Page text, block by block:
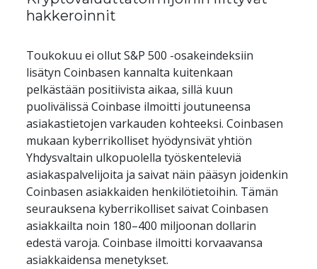
hakkeroinnit
Toukokuu ei ollut S&P 500 -osakeindeksiin
lisätyn Coinbasen kannalta kuitenkaan
pelkästään positiivista aikaa, sillä kuun
puolivälissä Coinbase ilmoitti joutuneensa
asiakastietojen varkauden kohteeksi. Coinbasen
mukaan kyberrikolliset hyödynsivät yhtiön
Yhdysvaltain ulkopuolella työskenteleviä
asiakaspalvelijoita ja saivat näin pääsyn joidenkin
Coinbasen asiakkaiden henkilötietoihin. Tämän
seurauksena kyberrikolliset saivat Coinbasen
asiakkailta noin 180–400 miljoonan dollarin
edestä varoja. Coinbase ilmoitti korvaavansa
asiakkaidensa menetykset.